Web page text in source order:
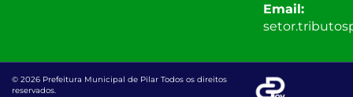
Email:
© 2026 Prefeitura Municipal de Pilar Todos os direitos
reservados.